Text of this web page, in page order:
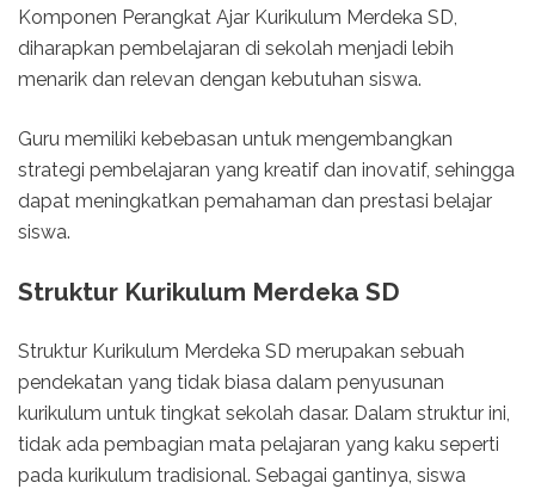
Komponen Perangkat Ajar Kurikulum Merdeka SD,
diharapkan pembelajaran di sekolah menjadi lebih
menarik dan relevan dengan kebutuhan siswa.
Guru memiliki kebebasan untuk mengembangkan
strategi pembelajaran yang kreatif dan inovatif, sehingga
dapat meningkatkan pemahaman dan prestasi belajar
siswa.
Struktur Kurikulum Merdeka SD
Struktur Kurikulum Merdeka SD merupakan sebuah
pendekatan yang tidak biasa dalam penyusunan
kurikulum untuk tingkat sekolah dasar. Dalam struktur ini,
tidak ada pembagian mata pelajaran yang kaku seperti
pada kurikulum tradisional. Sebagai gantinya, siswa